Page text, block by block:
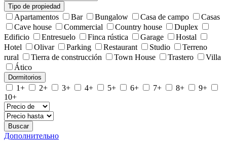
Tipo de propiedad
Apartamentos Bar Bungalow Casa de campo
Casas
Cave house
Commercial Country house
Duplex
Edificio
Entresuelo Finca rústica Garage
Hostal
Hotel
Olivar Parking Restaurant Studio
Terreno
rural
Tierra de construcción Town House Trastero
Villa
Ático
Dormitorios
1+ 2+ 3+ 4+ 5+ 6+ 7+ 8+
9+
10+
Buscar
Дополнительно